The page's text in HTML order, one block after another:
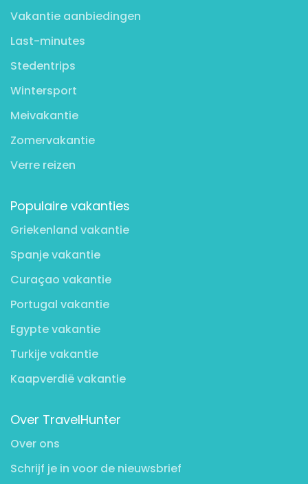
Vakantie aanbiedingen
Last-minutes
Stedentrips
Wintersport
Meivakantie
Zomervakantie
Verre reizen
Populaire vakanties
Griekenland vakantie
Spanje vakantie
Curaçao vakantie
Portugal vakantie
Egypte vakantie
Turkije vakantie
Kaapverdië vakantie
Over TravelHunter
Over ons
Schrijf je in voor de nieuwsbrief